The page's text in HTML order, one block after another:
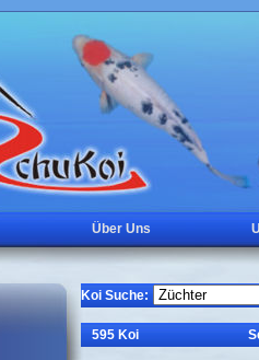
Über Uns
Koi Suche:
595 Koi